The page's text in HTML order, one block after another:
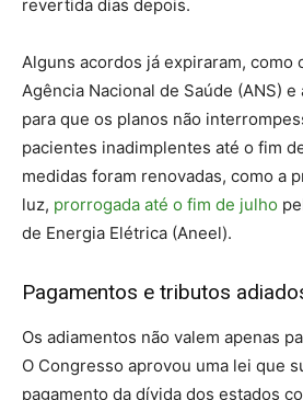
revertida dias depois.
Alguns acordos já expiraram, como
Agência Nacional de Saúde (ANS)
para que os planos não
pacientes inadimplentes até o fim
medidas foram renovadas, como a
luz, prorrogada até o fim de julho
de Energia Elétrica (Aneel).
Pagamentos e tributos
Os adiamentos não valem apenas
O Congresso aprovou uma lei que
pagamento da dívida dos estados